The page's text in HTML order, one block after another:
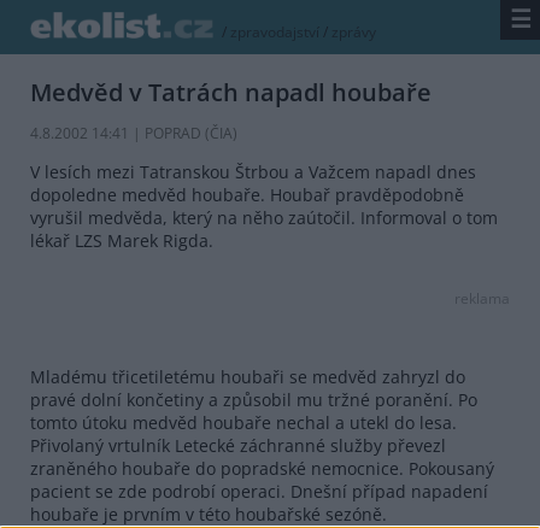
/ zpravodajství / zprávy ☰
Medvěd v Tatrách napadl houbaře
4.8.2002 14:41 | POPRAD (ČIA)
V lesích mezi Tatranskou Štrbou a Važcem napadl dnes
dopoledne medvěd houbaře. Houbař pravděpodobně
vyrušil medvěda, který na něho zaútočil. Informoval o tom
lékař LZS Marek Rigda.
reklama
Mladému třicetiletému houbaři se medvěd zahryzl do
pravé dolní končetiny a způsobil mu tržné poranění. Po
tomto útoku medvěd houbaře nechal a utekl do lesa.
Přivolaný vrtulník Letecké záchranné služby převezl
zraněného houbaře do popradské nemocnice. Pokousaný
pacient se zde podrobí operaci. Dnešní případ napadení
houbaře je prvním v této houbařské sezóně.